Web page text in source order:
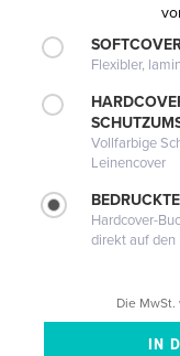
Flexibler,
Vollfarbige
Leinencover
Hardcover-
direkt auf den
Die MwSt.